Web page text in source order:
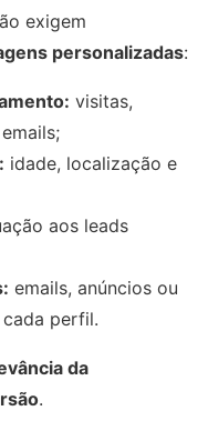
exigem
personalizadas:
visitas,
idade, localização e
aos leads
emails, anúncios ou
perfil.
da
.